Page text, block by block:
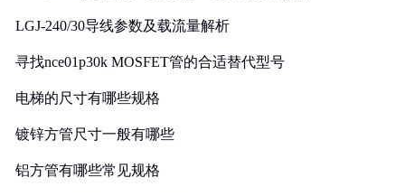
LGJ-240/30导线参数及载流量解析
寻找nce01p30k MOSFET管的合适替代型号
电梯的尺寸有哪些规格
镀锌方管尺寸一般有哪些
铝方管有哪些常见规格